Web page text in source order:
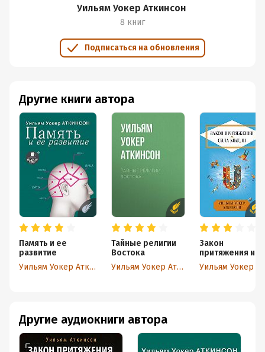
Уильям Уокер Аткинсон
8 книг
Подписаться на обновления
Другие книги автора
Память и ее
развитие
Уильям Уокер Аткинсон
Тайные религии
Востока
Уильям Уокер Аткинсон
Закон
притяжения и
сила мысли
Другие аудиокниги автора